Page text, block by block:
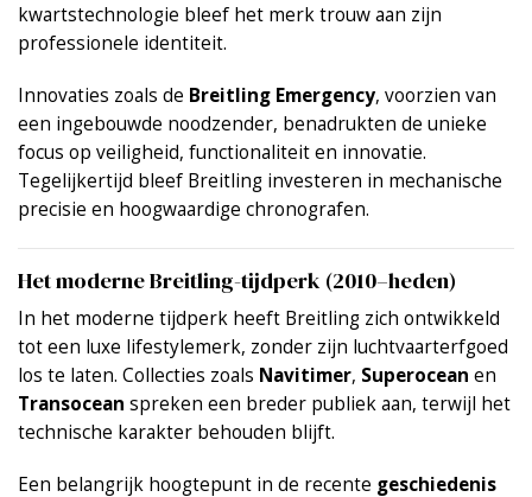
kwartstechnologie bleef het merk trouw aan zijn
professionele identiteit.
Innovaties zoals de Breitling Emergency, voorzien van
een ingebouwde noodzender, benadrukten de unieke
focus op veiligheid, functionaliteit en innovatie.
Tegelijkertijd bleef Breitling investeren in mechanische
precisie en hoogwaardige chronografen.
Het moderne Breitling-tijdperk (2010–heden)
In het moderne tijdperk heeft Breitling zich ontwikkeld
tot een luxe lifestylemerk, zonder zijn luchtvaarterfgoed
los te laten. Collecties zoals Navitimer, Superocean en
Transocean spreken een breder publiek aan, terwijl het
technische karakter behouden blijft.
Een belangrijk hoogtepunt in de recente geschiedenis